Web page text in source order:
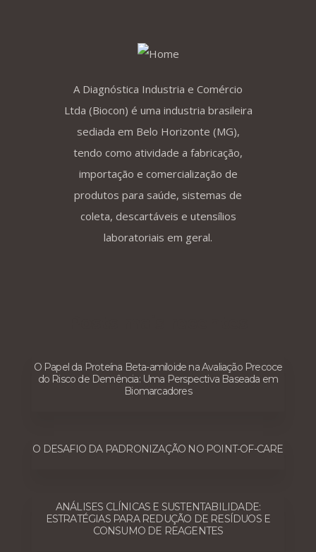
A Diagnóstica Industria e Comércio
Ltda (Biocon) é uma industria brasileira
sediada em Belo Horizonte (MG),
tendo como atividade a fabricação,
importação e comercialização de
produtos para saúde, sistemas de
coleta, descartáveis e utensílios
laboratoriais em geral.
O Papel da Proteína Beta-amiloide na Avaliação Precoce
do Risco de Demência: Uma Perspectiva Baseada em
Biomarcadores
O DESAFIO DA PADRONIZAÇÃO NO POINT-OF-CARE
ANÁLISES CLÍNICAS E SUSTENTABILIDADE:
ESTRATÉGIAS PARA REDUÇÃO DE RESÍDUOS E
CONSUMO DE REAGENTES